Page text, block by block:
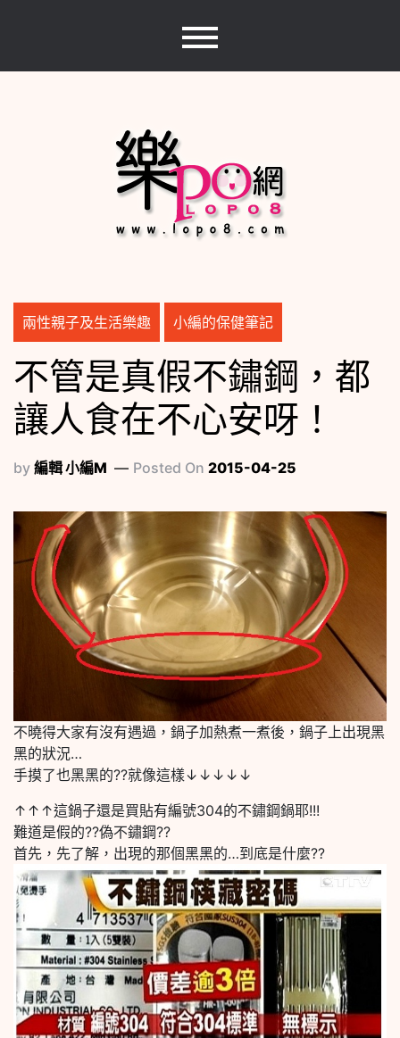
樂PO網
分享你的樂事，樂PO吧~
兩性親子及生活樂趣 小編的保健筆記
不管是真假不鏽鋼，都
讓人食在不心安呀！
by 編輯 小編M Posted On 2015-04-25
不曉得大家有沒有遇過，鍋子加熱煮一煮後，鍋子上出現黑
黑的狀況…
手摸了也黑黑的??就像這樣↓↓↓↓↓
↑↑↑這鍋子還是買貼有編號304的不鏽鋼鍋耶!!!
難道是假的??偽不鏽鋼??
首先，先了解，出現的那個黑黑的…到底是什麼??